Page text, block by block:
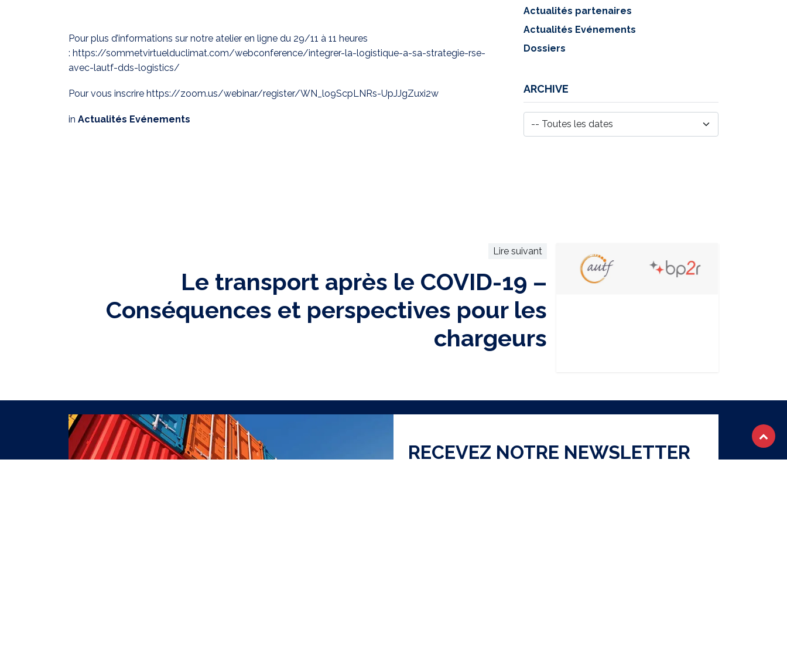
Pour plus d’informations sur notre atelier en ligne du 29/11 à 11 heures
: https://sommetvirtuelduclimat.com/webconference/integrer-la-logistique-a-sa-strategie-rse-
avec-lautf-dds-logistics/
Pour vous inscrire https://zoom.us/webinar/register/WN_lo9ScpLNRs-UpJJgZuxi2w
in Actualités Evénements
Actualités partenaires
Actualités Evénements
Dossiers
ARCHIVE
Lire suivant
Le transport après le COVID-19 –
Conséquences et perspectives pour les
chargeurs
RECEVEZ NOTRE NEWSLETTER